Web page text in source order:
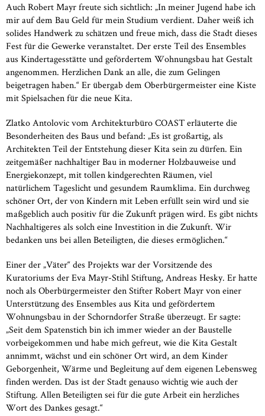
Auch Robert Mayr freute sich sichtlich: „In meiner Jugend habe ich
mir auf dem Bau Geld für mein Studium verdient. Daher weiß ich
solides Handwerk zu schätzen und freue mich, dass die Stadt dieses
Fest für die Gewerke veranstaltet. Der erste Teil des Ensembles
aus Kindertagesstätte und gefördertem Wohnungsbau hat Gestalt
angenommen. Herzlichen Dank an alle, die zum Gelingen
beigetragen haben.“ Er übergab dem Oberbürgermeister eine Kiste
mit Spielsachen für die neue Kita.
Zlatko Antolovic vom Architekturbüro COAST erläuterte die
Besonderheiten des Baus und befand: „Es ist großartig, als
Architekten Teil der Entstehung dieser Kita sein zu dürfen. Ein
zeitgemäßer nachhaltiger Bau in moderner Holzbauweise und
Energiekonzept, mit tollen kindgerechten Räumen, viel
natürlichem Tageslicht und gesundem Raumklima. Ein durchweg
schöner Ort, der von Kindern mit Leben erfüllt sein wird und sie
maßgeblich auch positiv für die Zukunft prägen wird. Es gibt nichts
Nachhaltigeres als solch eine Investition in die Zukunft. Wir
bedanken uns bei allen Beteiligten, die dieses ermöglichen.“
Einer der „Väter“ des Projekts war der Vorsitzende des
Kuratoriums der Eva Mayr-Stihl Stiftung, Andreas Hesky. Er hatte
noch als Oberbürgermeister den Stifter Robert Mayr von einer
Unterstützung des Ensembles aus Kita und gefördertem
Wohnungsbau in der Schorndorfer Straße überzeugt. Er sagte:
„Seit dem Spatenstich bin ich immer wieder an der Baustelle
vorbeigekommen und habe mich gefreut, wie die Kita Gestalt
annimmt, wächst und ein schöner Ort wird, an dem Kinder
Geborgenheit, Wärme und Begleitung auf dem eigenen Lebensweg
finden werden. Das ist der Stadt genauso wichtig wie auch der
Stiftung. Allen Beteiligten sei für die gute Arbeit ein herzliches
Wort des Dankes gesagt.“